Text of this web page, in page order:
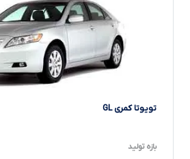
تویوتا کمری GL
بازه تولید